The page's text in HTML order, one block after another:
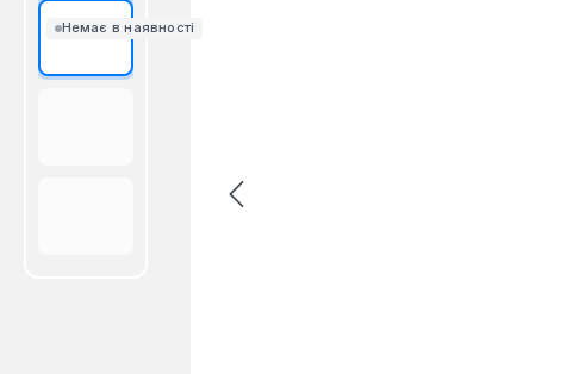
Немає в наявності